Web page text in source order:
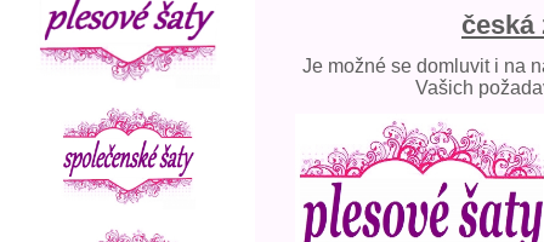
česká
Je možné se domluvit i na
Vašich